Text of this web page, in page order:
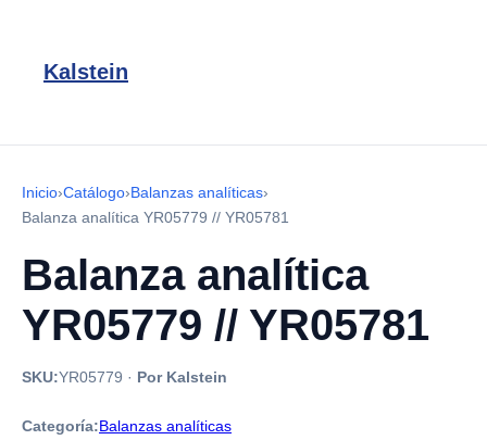
Kalstein
Inicio›Catálogo›Balanzas analíticas›
Balanza analítica YR05779 // YR05781
Balanza analítica
YR05779 // YR05781
SKU:YR05779 · Por Kalstein
Categoría:Balanzas analíticas